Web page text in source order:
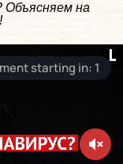
Объясняем на